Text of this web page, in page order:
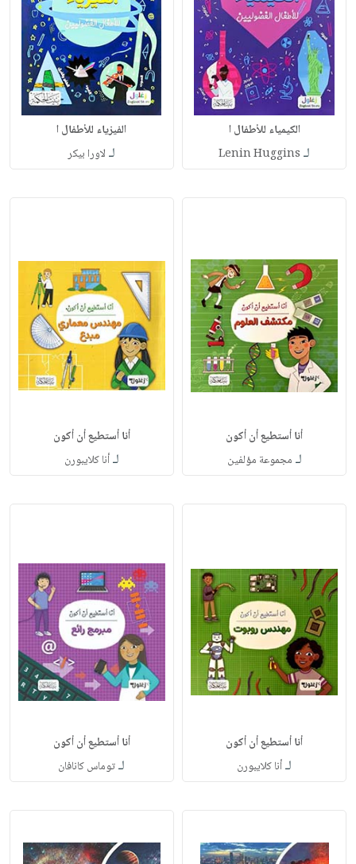
الكيمياء للأطفال ا
لـ Lenin Huggins
الفيزياء للأطفال ا
لـ لاورا بيكر
أنا أستطيع أن أكون
لـ مجموعة مؤلفين
أنا أستطيع أن أكون
لـأنا كلايبورن
أنا أستطيع أن أكون
لـأنا كلايبورن
أنا أستطيع أن أكون
لـتوماس كانافان